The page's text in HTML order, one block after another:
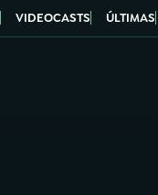
VIDEOCASTS ÚLTIMAS